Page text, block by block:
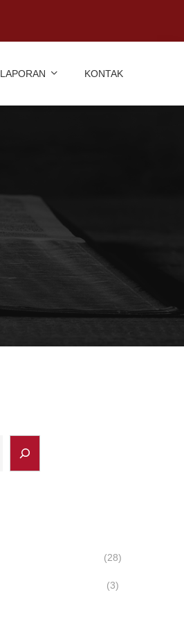
LAPORAN KONTAK
(28)
(3)